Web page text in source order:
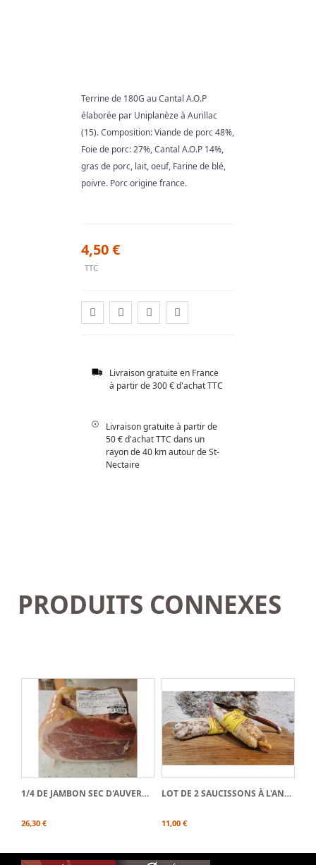
AU
CANTAL
A.O.P
DE
Terrine de 180G au Cantal A.O.P
élaborée par Uniplanèze à Aurillac
(15). Composition: Viande de porc 48%,
Foie de porc: 27%, Cantal A.O.P 14%,
gras de porc, lait, oeuf, Farine de blé,
poivre. Porc origine france.
4,50 €
TTC
Livraison gratuite en France
à partir de 300 € d'achat TTC
Livraison gratuite à partir de
50 € d'achat TTC dans un
rayon de 40 km autour de St-
Nectaire
PRODUITS CONNEXES
1/4 DE JAMBON SEC D'AUVERGNE
26,30 €
LOT DE 2 SAUCISSONS À L'ANCIENNE
11,00 €